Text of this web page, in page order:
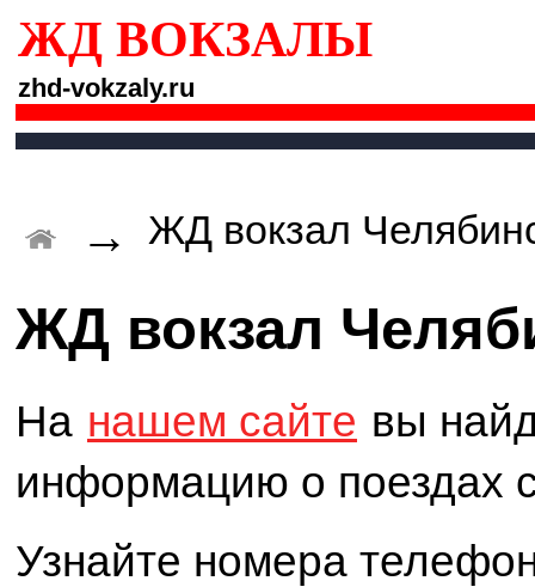
ЖД ВОКЗАЛЫ
zhd-vokzaly.ru
→ ЖД вокзал
ЖД вокзал
На нашем сайте вы
информацию о поездах
Узнайте номера